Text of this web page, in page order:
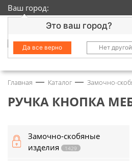
Ваш город:
Это ваш город?
Да все верно Нет другой
Замочно-скобяные
изделия
1429
Колеса 68
Главная Каталог Замочно-
РУЧКА КНОПКА
Замочно-скобяные
изделия 1429